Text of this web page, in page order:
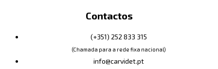
Contactos
(+351) 252 833 315
(Chamada para a rede fixa nacional)
info@carvidet.pt